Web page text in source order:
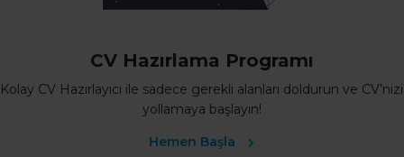
CV Hazırlama Programı
Kolay CV Hazırlayıcı ile sadece gerekli alanları doldurun ve CV’nizi
yollamaya başlayın!
Hemen Başla